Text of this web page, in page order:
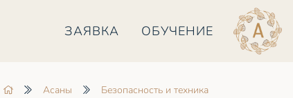
ЗАЯВКА ОБУЧЕНИЕ
Асаны Безопасность и техника